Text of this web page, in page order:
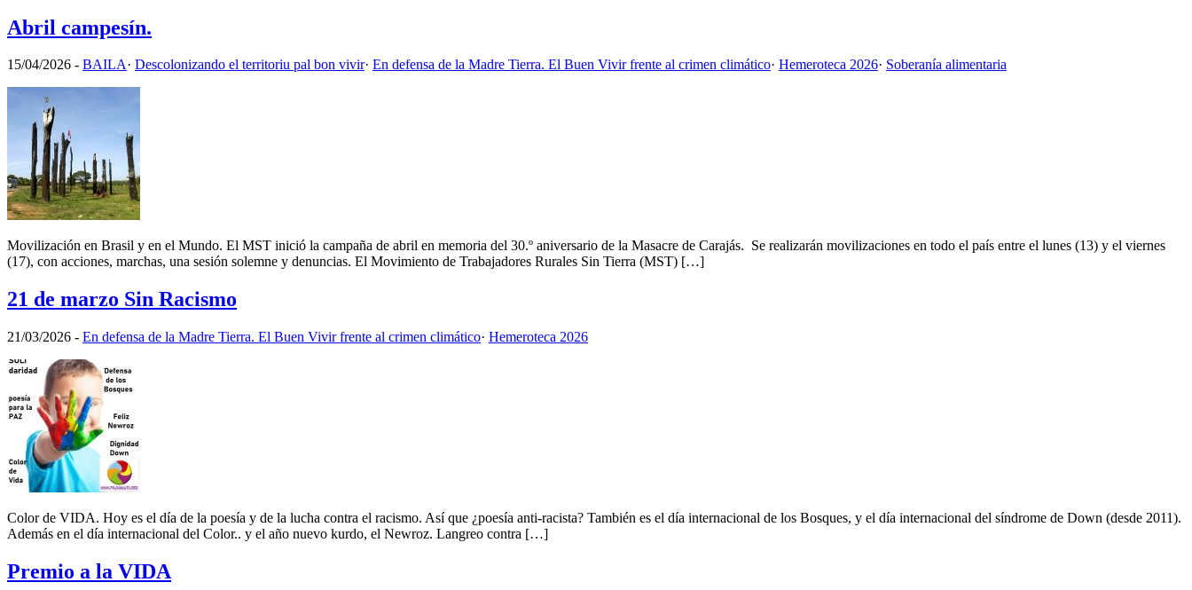
Abril campesín.
15/04/2026 - BAILA· Descolonizando el territoriu pal bon vivir· En defensa de la Madre Tierra. El Buen Vivir frente al crimen climático· Hemeroteca 2026· Soberanía alimentaria
Movilización en Brasil y en el Mundo. El MST inició la campaña de abril en memoria del 30.º aniversario de la Masacre de Carajás. Se realizarán movilizaciones en todo el país entre el lunes (13) y el viernes
(17), con acciones, marchas, una sesión solemne y denuncias. El Movimiento de Trabajadores Rurales Sin Tierra (MST) […]
21 de marzo Sin Racismo
21/03/2026 - En defensa de la Madre Tierra. El Buen Vivir frente al crimen climático· Hemeroteca 2026
Color de VIDA. Hoy es el día de la poesía y de la lucha contra el racismo. Así que ¿poesía anti-racista? También es el día internacional de los Bosques, y el día internacional del síndrome de Down (desde 2011).
Además en el día internacional del Color.. y el año nuevo kurdo, el Newroz. Langreo contra […]
Premio a la VIDA